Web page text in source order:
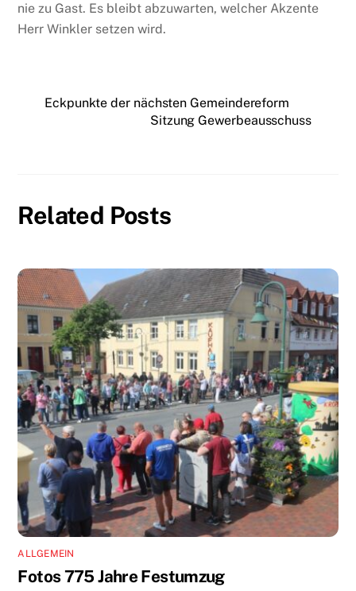
nie zu Gast. Es bleibt abzuwarten, welcher Akzente
Herr Winkler setzen wird.
Eckpunkte der nächsten Gemeindereform
Sitzung Gewerbeausschuss
Related Posts
ALLGEMEIN
Fotos 775 Jahre Festumzug